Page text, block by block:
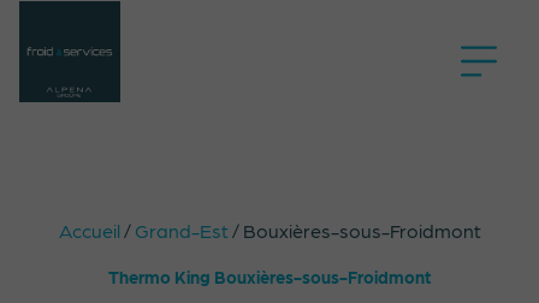
Accueil / Grand-Est/ Bouxières-sous-Froidmont
Thermo King Bouxières-sous-Froidmont